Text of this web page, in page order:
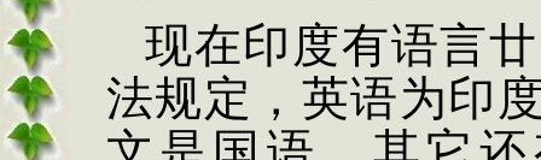
现在印度有语言
法规定，英语为印